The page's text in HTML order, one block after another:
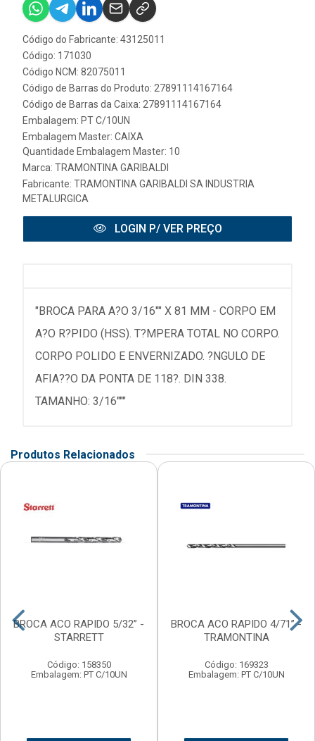
Código do Fabricante: 43125011
Código: 171030
Código NCM: 82075011
Código de Barras do Produto: 27891114167164
Código de Barras da Caixa: 27891114167164
Embalagem: PT C/10UN
Embalagem Master: CAIXA
Quantidade Embalagem Master: 10
Marca: TRAMONTINA GARIBALDI
Fabricante: TRAMONTINA GARIBALDI SA INDUSTRIA
METALURGICA
LOGIN P/ VER PREÇO
"BROCA PARA A?O 3/16"" X 81 MM - CORPO EM
A?O R?PIDO (HSS). T?MPERA TOTAL NO CORPO.
CORPO POLIDO E ENVERNIZADO. ?NGULO DE
AFIA??O DA PONTA DE 118?. DIN 338.
TAMANHO: 3/16"""
Produtos Relacionados
BROCA ACO RAPIDO 5/32” -
STARRETT
Código: 158350
Embalagem: PT C/10UN
BROCA ACO RAPIDO 4/71” -
TRAMONTINA
Código: 169323
Embalagem: PT C/10UN